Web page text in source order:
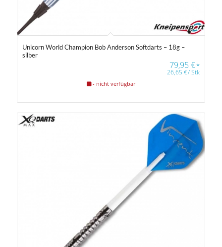
Unicorn World Champion Bob Anderson Softdarts – 18g –
silber
79,95€*
26,65€/Stk
- nicht verfügbar